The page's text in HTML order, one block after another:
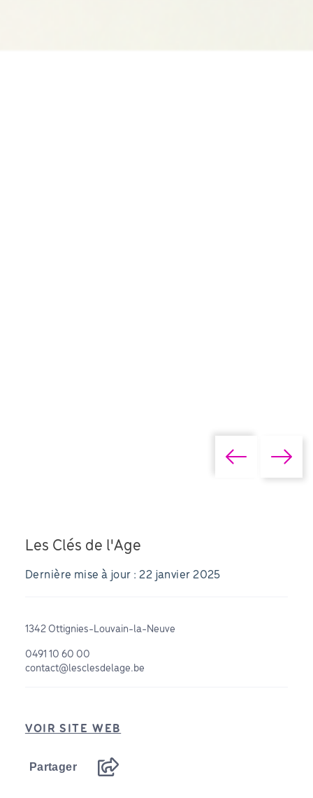
Les Clés de l'Age
Dernière mise à jour : 22 janvier 2025
1342 Ottignies-Louvain-la-Neuve
0491 10 60 00
contact@lesclesdelage.be
VOIR SITE WEB
Partager